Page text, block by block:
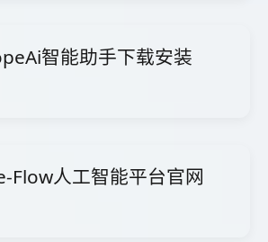
智能助手下载安装
Flow人工智能平台官网